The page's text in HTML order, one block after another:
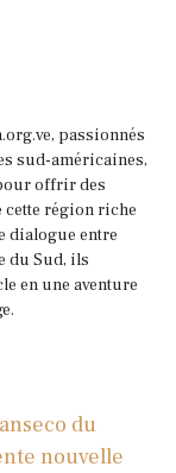
passionnés
sud-américaines,
offrir des
cette région riche
dialogue entre
du Sud, ils
en une aventure
du
nouvelle